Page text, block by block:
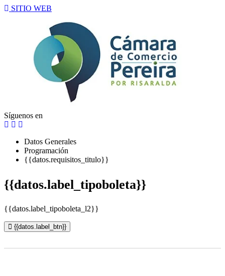
SITIO WEB
Síguenos en
Datos Generales
Programación
{{datos.requisitos_titulo}}
{{datos.label_tipoboleta}}
{{datos.label_tipoboleta_l2}}
{{datos.label_btn}}